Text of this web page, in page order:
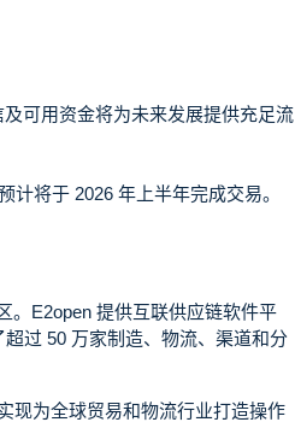
可用资金将为未来发展提供充足流
将于 2026 年上半年完成交易。
。E2open 提供互联供应链软件平
过 50 万家制造、物流、渠道和分
现为全球贸易和物流行业打造操作